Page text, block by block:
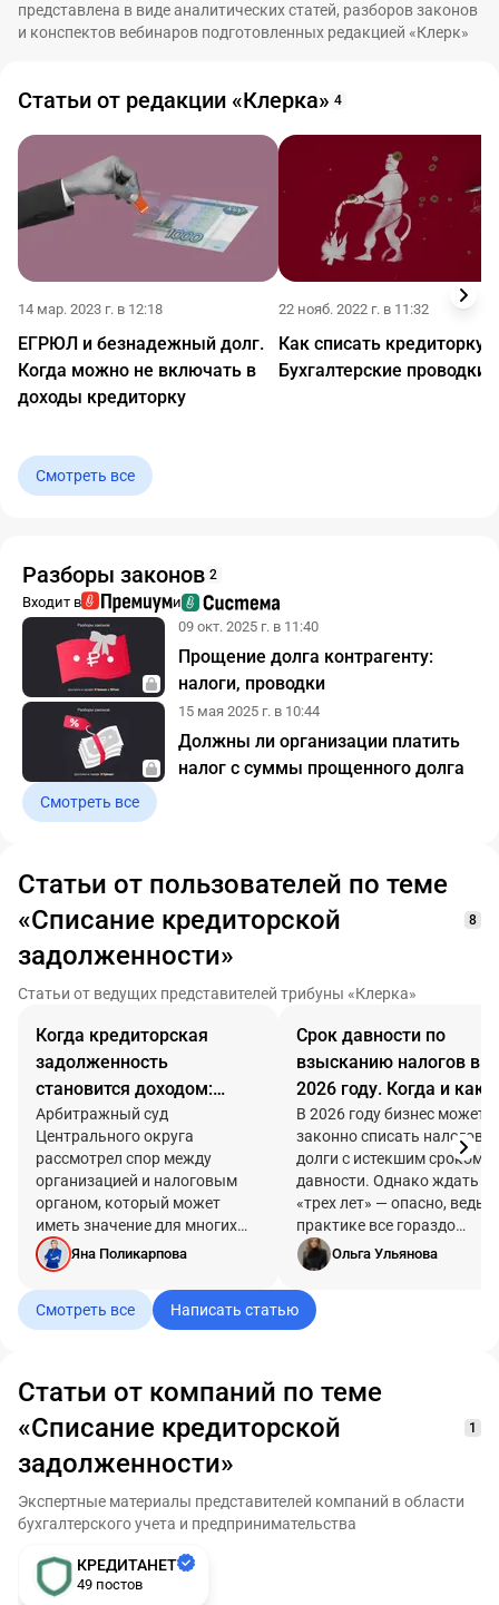
представлена в виде аналитических статей, разборов законов
и конспектов вебинаров подготовленных редакцией «Клерк»
Статьи от редакции «Клерка» 4
14 мар. 2023 г. в 12:18
ЕГРЮЛ и безнадежный долг.
Когда можно не включать в
доходы кредиторку
22 нояб. 2022 г. в 11:32
Как списать кредиторку.
Бухгалтерские проводки
Смотреть все
Разборы законов 2
Входит в
и
09 окт. 2025 г. в 11:40
Прощение долга контрагенту:
налоги, проводки
15 мая 2025 г. в 10:44
Должны ли организации платить
налог с суммы прощенного долга
Смотреть все
Статьи от пользователей по теме
«Списание кредиторской
задолженности»
8
Статьи от ведущих представителей трибуны «Клерка»
Когда кредиторская
задолженность
становится доходом:
новая позиция суда
Арбитражный суд
Центрального округа
рассмотрел спор между
организацией и налоговым
органом, который может
иметь значение для многих
компаний, имеющих
длительную кредиторскую
задолженность перед
контрагентами.
Яна Поликарпова
Срок давности по
взысканию налогов в
2026 году. Когда и как
бизнесу списать
налоговые долги
В 2026 году бизнес может
законно списать
долги с истекшим сроком
давности. Однако ждать
«трех лет» — опасно, ведь
практике все гораздо
сложнее. Разбираем на
конкретных примерах, как
проверить сроки и
списания.
Ольга Ульянова
Смотреть все Написать статью
Статьи от компаний по теме
«Списание кредиторской
задолженности»
1
Экспертные материалы представителей компаний в области
бухгалтерского учета и предпринимательства
КРЕДИТАНЕТ
49 постов